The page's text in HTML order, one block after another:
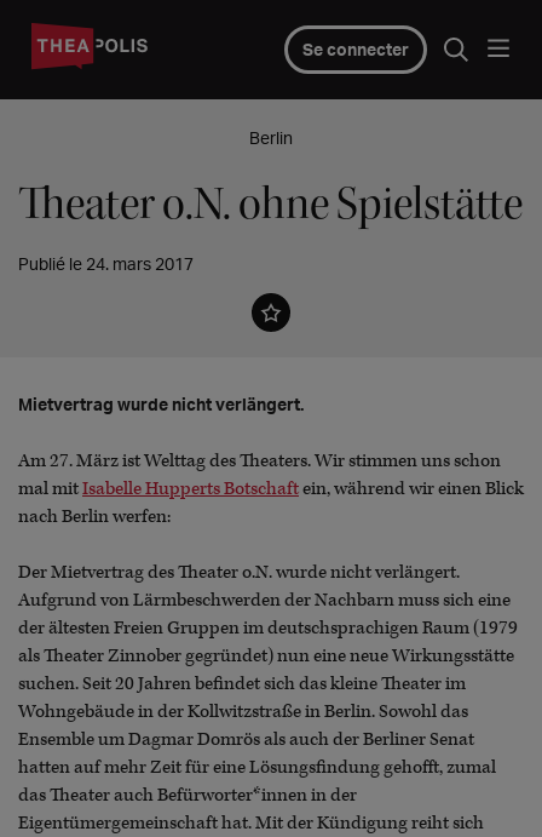
Se connecter
Berlin
Theater o.N. ohne Spielstätte
Publié le 24. mars 2017
Mietvertrag wurde nicht verlängert.
Am 27. März ist Welttag des Theaters. Wir stimmen uns schon
mal mitIsabelle Hupperts Botschaftein, während wir einen Blick
nach Berlin werfen:
Der Mietvertrag des Theater o.N. wurde nicht verlängert.
Aufgrund von Lärmbeschwerden der Nachbarn muss sich eine
der ältesten Freien Gruppen im deutschsprachigen Raum (1979
als Theater Zinnober gegründet) nun eine neue Wirkungsstätte
suchen. Seit 20 Jahren befindet sich das kleine Theater im
Wohngebäude in der Kollwitzstraße in Berlin. Sowohl das
Ensemble um Dagmar Domrös als auch der Berliner Senat
hatten auf mehr Zeit für eine Lösungsfindung gehofft, zumal
das Theater auch Befürworter*innen in der
Eigentümergemeinschaft hat. Mit der Kündigung reiht sich